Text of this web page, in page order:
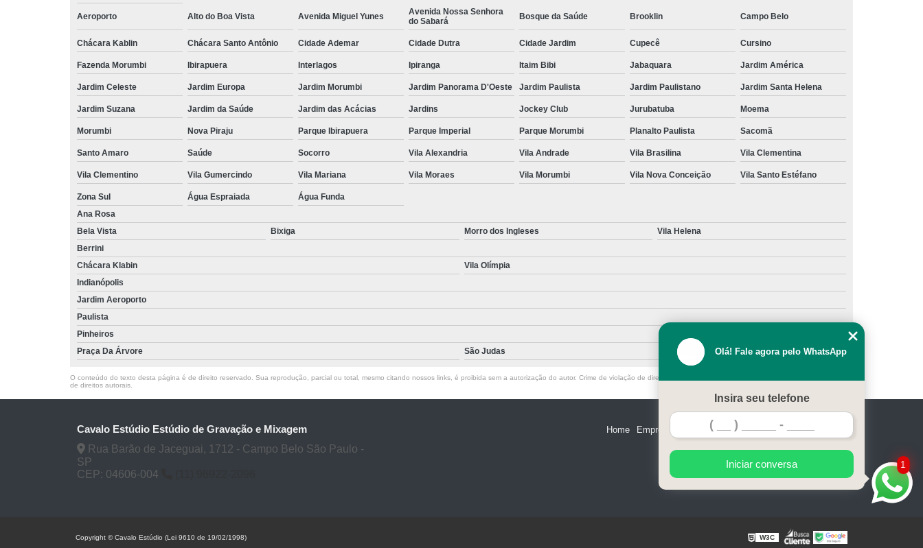
Aeroporto Alto do Boa Vista Avenida Miguel Yunes
Avenida Nossa Senhora
do Sabará
Bosque da Saúde Brooklin Campo Belo
Chácara Kablin Chácara Santo Antônio Cidade Ademar Cidade Dutra Cidade Jardim Cupecê Cursino
Fazenda Morumbi Ibirapuera Interlagos Ipiranga Itaim Bibi Jabaquara Jardim América
Jardim Celeste Jardim Europa Jardim Morumbi Jardim Panorama D'Oeste Jardim Paulista Jardim Paulistano Jardim Santa Helena
Jardim Suzana Jardim da Saúde Jardim das Acácias Jardins Jockey Club Jurubatuba Moema
Morumbi Nova Piraju Parque Ibirapuera Parque Imperial Parque Morumbi Planalto Paulista Sacomã
Santo Amaro Saúde Socorro Vila Alexandria Vila Andrade Vila Brasilina Vila Clementina
Vila Clementino Vila Gumercindo Vila Mariana Vila Moraes Vila Morumbi Vila Nova Conceição Vila Santo Estéfano
Zona Sul Água Espraiada
Água Funda
Ana Rosa
Bela Vista
Bixiga Morro dos Ingleses
Vila Helena
Berrini
Chácara Klabin
Vila Olímpia
Indianópolis
Jardim Aeroporto
Paulista
Pinheiros
Praça Da Árvore
São Judas
O conteúdo do texto desta página é de direito reservado. Sua reprodução, parcial ou total, mesmo citando nossos links, é proibida sem a autorização do autor. Crime de violação de direito autoral – artigo 184 do Código Penal –
de direitos autorais
Cavalo Estúdio Estúdio de Gravação e Mixagem
Rua Barão de Jaceguai, 1712 - Campo Belo São Paulo -
SP
CEP: 04606-004
Home Empresa Serviços Contato Mapa do site
1
Olá! Fale agora pelo WhatsApp
Insira seu telefone
Iniciar conversa
Copyright © Cavalo Estúdio (Lei 9610 de 19/02/1998) W3C